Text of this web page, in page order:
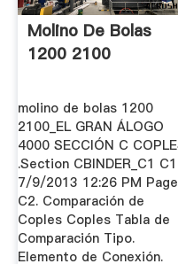
Molino De Bolas
1200 2100
molino de bolas 1200
2100_EL GRAN ÁLOGO
4000 SECCIÓN C
.Section CBINDER_C1
7/9/2013 12:26 PM Page
C2. Comparación de
Coples Coples Tabla de
Comparación Tipo.
Elemento de Conexión.